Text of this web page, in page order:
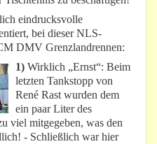
eindrucksvolle
bei dieser NLS-
DMV Grenzlandrennen:
1) Wirklich „Ernst“: Beim
letzten Tankstopp von
René Rast wurden dem
ein paar Liter des
viel mitgegeben, was den
- Schließlich war hier